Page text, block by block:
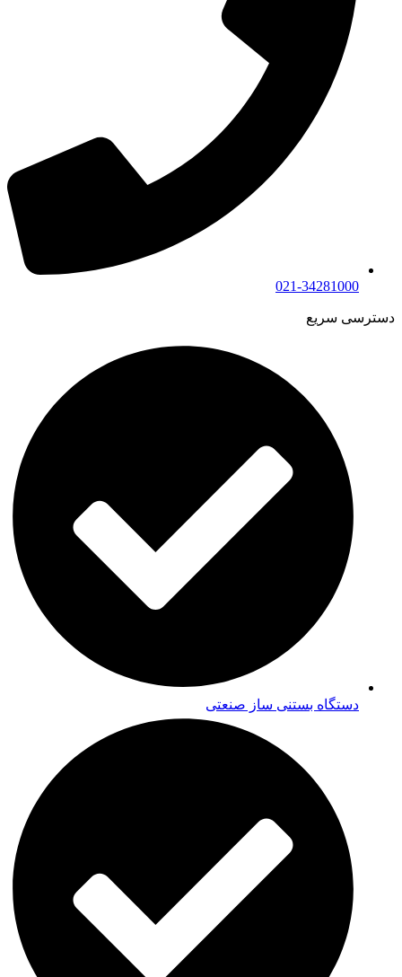
021-34281000
دسترسی سریع
دستگاه بستنی ساز صنعتی